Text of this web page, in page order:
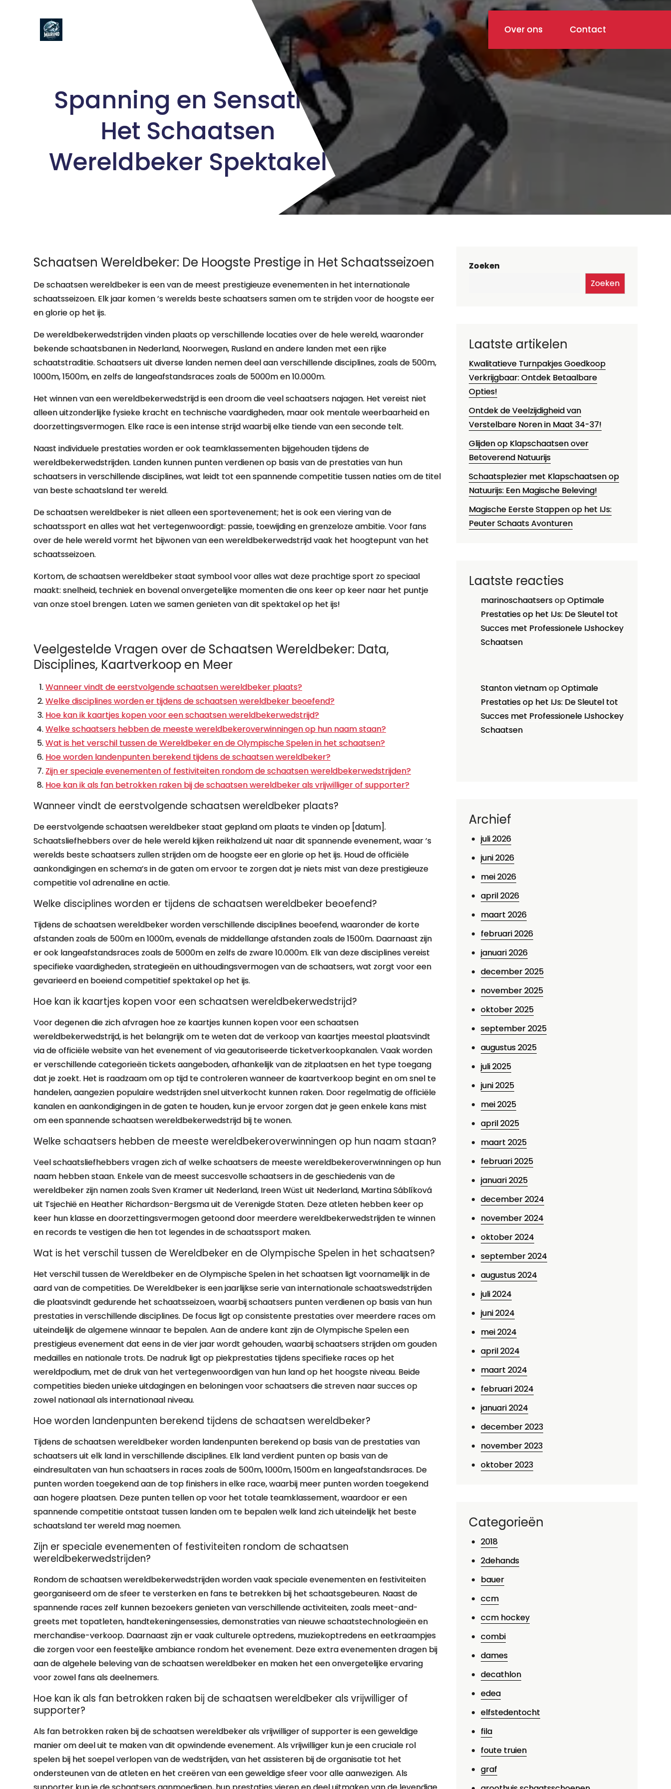
Over ons Contact
Spanning en Sensatie:
Het Schaatsen
Wereldbeker Spektakel
Schaatsen Wereldbeker: De Hoogste Prestige in Het Schaatsseizoen
De schaatsen wereldbeker is een van de meest prestigieuze evenementen in het internationale
schaatsseizoen. Elk jaar komen ’s werelds beste schaatsers samen om te strijden voor de hoogste eer
en glorie op het ijs.
De wereldbekerwedstrijden vinden plaats op verschillende locaties over de hele wereld, waaronder
bekende schaatsbanen in Nederland, Noorwegen, Rusland en andere landen met een rijke
schaatstraditie. Schaatsers uit diverse landen nemen deel aan verschillende disciplines, zoals de 500m,
1000m, 1500m, en zelfs de langeafstandsraces zoals de 5000m en 10.000m.
Het winnen van een wereldbekerwedstrijd is een droom die veel schaatsers najagen. Het vereist niet
alleen uitzonderlijke fysieke kracht en technische vaardigheden, maar ook mentale weerbaarheid en
doorzettingsvermogen. Elke race is een intense strijd waarbij elke tiende van een seconde telt.
Naast individuele prestaties worden er ook teamklassementen bijgehouden tijdens de
wereldbekerwedstrijden. Landen kunnen punten verdienen op basis van de prestaties van hun
schaatsers in verschillende disciplines, wat leidt tot een spannende competitie tussen naties om de titel
van beste schaatsland ter wereld.
De schaatsen wereldbeker is niet alleen een sportevenement; het is ook een viering van de
schaatssport en alles wat het vertegenwoordigt: passie, toewijding en grenzeloze ambitie. Voor fans
over de hele wereld vormt het bijwonen van een wereldbekerwedstrijd vaak het hoogtepunt van het
schaatsseizoen.
Kortom, de schaatsen wereldbeker staat symbool voor alles wat deze prachtige sport zo speciaal
maakt: snelheid, techniek en bovenal onvergetelijke momenten die ons keer op keer naar het puntje
van onze stoel brengen. Laten we samen genieten van dit spektakel op het ijs!
Veelgestelde Vragen over de Schaatsen Wereldbeker: Data,
Disciplines, Kaartverkoop en Meer
Wanneer vindt de eerstvolgende schaatsen wereldbeker plaats?
Welke disciplines worden er tijdens de schaatsen wereldbeker beoefend?
Hoe kan ik kaartjes kopen voor een schaatsen wereldbekerwedstrijd?
Welke schaatsers hebben de meeste wereldbekeroverwinningen op hun naam staan?
Wat is het verschil tussen de Wereldbeker en de Olympische Spelen in het schaatsen?
Hoe worden landenpunten berekend tijdens de schaatsen wereldbeker?
Zijn er speciale evenementen of festiviteiten rondom de schaatsen wereldbekerwedstrijden?
Hoe kan ik als fan betrokken raken bij de schaatsen wereldbeker als vrijwilliger of supporter?
Wanneer vindt de eerstvolgende schaatsen wereldbeker plaats?
De eerstvolgende schaatsen wereldbeker staat gepland om plaats te vinden op [datum].
Schaatsliefhebbers over de hele wereld kijken reikhalzend uit naar dit spannende evenement, waar ’s
werelds beste schaatsers zullen strijden om de hoogste eer en glorie op het ijs. Houd de officiële
aankondigingen en schema’s in de gaten om ervoor te zorgen dat je niets mist van deze prestigieuze
competitie vol adrenaline en actie.
Welke disciplines worden er tijdens de schaatsen wereldbeker beoefend?
Tijdens de schaatsen wereldbeker worden verschillende disciplines beoefend, waaronder de korte
afstanden zoals de 500m en 1000m, evenals de middellange afstanden zoals de 1500m. Daarnaast zijn
er ook langeafstandsraces zoals de 5000m en zelfs de zware 10.000m. Elk van deze disciplines vereist
specifieke vaardigheden, strategieën en uithoudingsvermogen van de schaatsers, wat zorgt voor een
gevarieerd en boeiend competitief spektakel op het ijs.
Hoe kan ik kaartjes kopen voor een schaatsen wereldbekerwedstrijd?
Voor degenen die zich afvragen hoe ze kaartjes kunnen kopen voor een schaatsen
wereldbekerwedstrijd, is het belangrijk om te weten dat de verkoop van kaartjes meestal plaatsvindt
via de officiële website van het evenement of via geautoriseerde ticketverkoopkanalen. Vaak worden
er verschillende categorieën tickets aangeboden, afhankelijk van de zitplaatsen en het type toegang
dat je zoekt. Het is raadzaam om op tijd te controleren wanneer de kaartverkoop begint en om snel te
handelen, aangezien populaire wedstrijden snel uitverkocht kunnen raken. Door regelmatig de officiële
kanalen en aankondigingen in de gaten te houden, kun je ervoor zorgen dat je geen enkele kans mist
om een spannende schaatsen wereldbekerwedstrijd bij te wonen.
Welke schaatsers hebben de meeste wereldbekeroverwinningen op hun naam staan?
Veel schaatsliefhebbers vragen zich af welke schaatsers de meeste wereldbekeroverwinningen op hun
naam hebben staan. Enkele van de meest succesvolle schaatsers in de geschiedenis van de
wereldbeker zijn namen zoals Sven Kramer uit Nederland, Ireen Wüst uit Nederland, Martina Sáblíková
uit Tsjechië en Heather Richardson-Bergsma uit de Verenigde Staten. Deze atleten hebben keer op
keer hun klasse en doorzettingsvermogen getoond door meerdere wereldbekerwedstrijden te winnen
en records te vestigen die hen tot legendes in de schaatssport maken.
Wat is het verschil tussen de Wereldbeker en de Olympische Spelen in het schaatsen?
Het verschil tussen de Wereldbeker en de Olympische Spelen in het schaatsen ligt voornamelijk in de
aard van de competities. De Wereldbeker is een jaarlijkse serie van internationale schaatswedstrijden
die plaatsvindt gedurende het schaatsseizoen, waarbij schaatsers punten verdienen op basis van hun
prestaties in verschillende disciplines. De focus ligt op consistente prestaties over meerdere races om
uiteindelijk de algemene winnaar te bepalen. Aan de andere kant zijn de Olympische Spelen een
prestigieus evenement dat eens in de vier jaar wordt gehouden, waarbij schaatsers strijden om gouden
medailles en nationale trots. De nadruk ligt op piekprestaties tijdens specifieke races op het
wereldpodium, met de druk van het vertegenwoordigen van hun land op het hoogste niveau. Beide
competities bieden unieke uitdagingen en beloningen voor schaatsers die streven naar succes op
zowel nationaal als internationaal niveau.
Hoe worden landenpunten berekend tijdens de schaatsen wereldbeker?
Tijdens de schaatsen wereldbeker worden landenpunten berekend op basis van de prestaties van
schaatsers uit elk land in verschillende disciplines. Elk land verdient punten op basis van de
eindresultaten van hun schaatsers in races zoals de 500m, 1000m, 1500m en langeafstandsraces. De
punten worden toegekend aan de top finishers in elke race, waarbij meer punten worden toegekend
aan hogere plaatsen. Deze punten tellen op voor het totale teamklassement, waardoor er een
spannende competitie ontstaat tussen landen om te bepalen welk land zich uiteindelijk het beste
schaatsland ter wereld mag noemen.
Zijn er speciale evenementen of festiviteiten rondom de schaatsen
wereldbekerwedstrijden?
Rondom de schaatsen wereldbekerwedstrijden worden vaak speciale evenementen en festiviteiten
georganiseerd om de sfeer te versterken en fans te betrekken bij het schaatsgebeuren. Naast de
spannende races zelf kunnen bezoekers genieten van verschillende activiteiten, zoals meet-and-
greets met topatleten, handtekeningensessies, demonstraties van nieuwe schaatstechnologieën en
merchandise-verkoop. Daarnaast zijn er vaak culturele optredens, muziekoptredens en eetkraampjes
die zorgen voor een feestelijke ambiance rondom het evenement. Deze extra evenementen dragen bij
aan de algehele beleving van de schaatsen wereldbeker en maken het een onvergetelijke ervaring
voor zowel fans als deelnemers.
Hoe kan ik als fan betrokken raken bij de schaatsen wereldbeker als vrijwilliger of
supporter?
Als fan betrokken raken bij de schaatsen wereldbeker als vrijwilliger of supporter is een geweldige
manier om deel uit te maken van dit opwindende evenement. Als vrijwilliger kun je een cruciale rol
spelen bij het soepel verlopen van de wedstrijden, van het assisteren bij de organisatie tot het
ondersteunen van de atleten en het creëren van een geweldige sfeer voor alle aanwezigen. Als
Zoeken
Zoeken
Laatste artikelen
Kwalitatieve Turnpakjes Goedkoop
Verkrijgbaar: Ontdek Betaalbare
Opties!
Ontdek de Veelzijdigheid van
Verstelbare Noren in Maat 34-37!
Glijden op Klapschaatsen over
Betoverend Natuurijs
Schaatsplezier met Klapschaatsen op
Natuurijs: Een Magische Beleving!
Magische Eerste Stappen op het IJs:
Peuter Schaats Avonturen
Laatste reacties
marinoschaatsersopOptimale
Prestaties op het IJs: De Sleutel tot
Succes met Professionele IJshockey
Schaatsen
Stanton vietnamopOptimale
Prestaties op het IJs: De Sleutel tot
Succes met Professionele IJshockey
Schaatsen
Archief
juli 2026
juni 2026
mei 2026
april 2026
maart 2026
februari 2026
januari 2026
december 2025
november 2025
oktober 2025
september 2025
augustus 2025
juli 2025
juni 2025
mei 2025
april 2025
maart 2025
februari 2025
januari 2025
december 2024
november 2024
oktober 2024
september 2024
augustus 2024
juli 2024
juni 2024
mei 2024
april 2024
maart 2024
februari 2024
januari 2024
december 2023
november 2023
oktober 2023
Categorieën
2018
2dehands
bauer
ccm
ccm hockey
combi
dames
decathlon
edea
elfstedentocht
fila
foute truien
graf